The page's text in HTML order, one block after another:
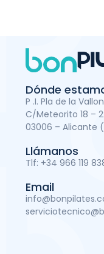
Dónde
P .I. Pla de la
C/Meteorito 18 –
03006 – Alicante
Llámanos
Tlf: +34 966 119
Email